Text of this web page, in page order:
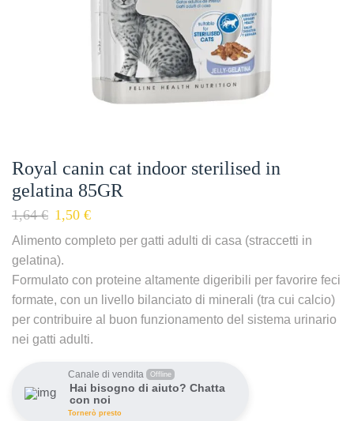
Royal canin cat indoor sterilised in
gelatina 85GR
1,64€ 1,50 €
Alimento completo per gatti adulti di casa (straccetti in
gelatina).
Formulato con proteine altamente digeribili per favorire feci
formate, con un livello bilanciato di minerali (tra cui calcio)
per contribuire al buon funzionamento del sistema urinario
nei gatti adulti.
Canale di vendita Offline
Hai bisogno di aiuto? Chatta
con noi
Tornerò presto